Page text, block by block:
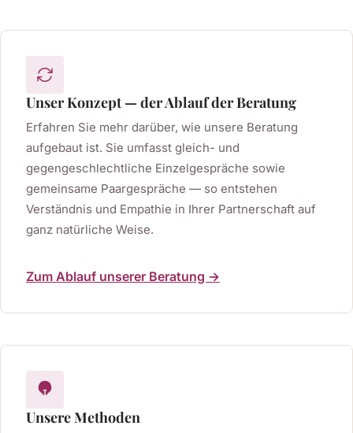
Unser Konzept — der Ablauf der Beratung
Erfahren Sie mehr darüber, wie unsere Beratung
aufgebaut ist. Sie umfasst gleich- und
gegengeschlechtliche Einzelgespräche sowie
gemeinsame Paargespräche — so entstehen
Verständnis und Empathie in Ihrer Partnerschaft auf
ganz natürliche Weise.
Zum Ablauf unserer Beratung →
Unsere Methoden